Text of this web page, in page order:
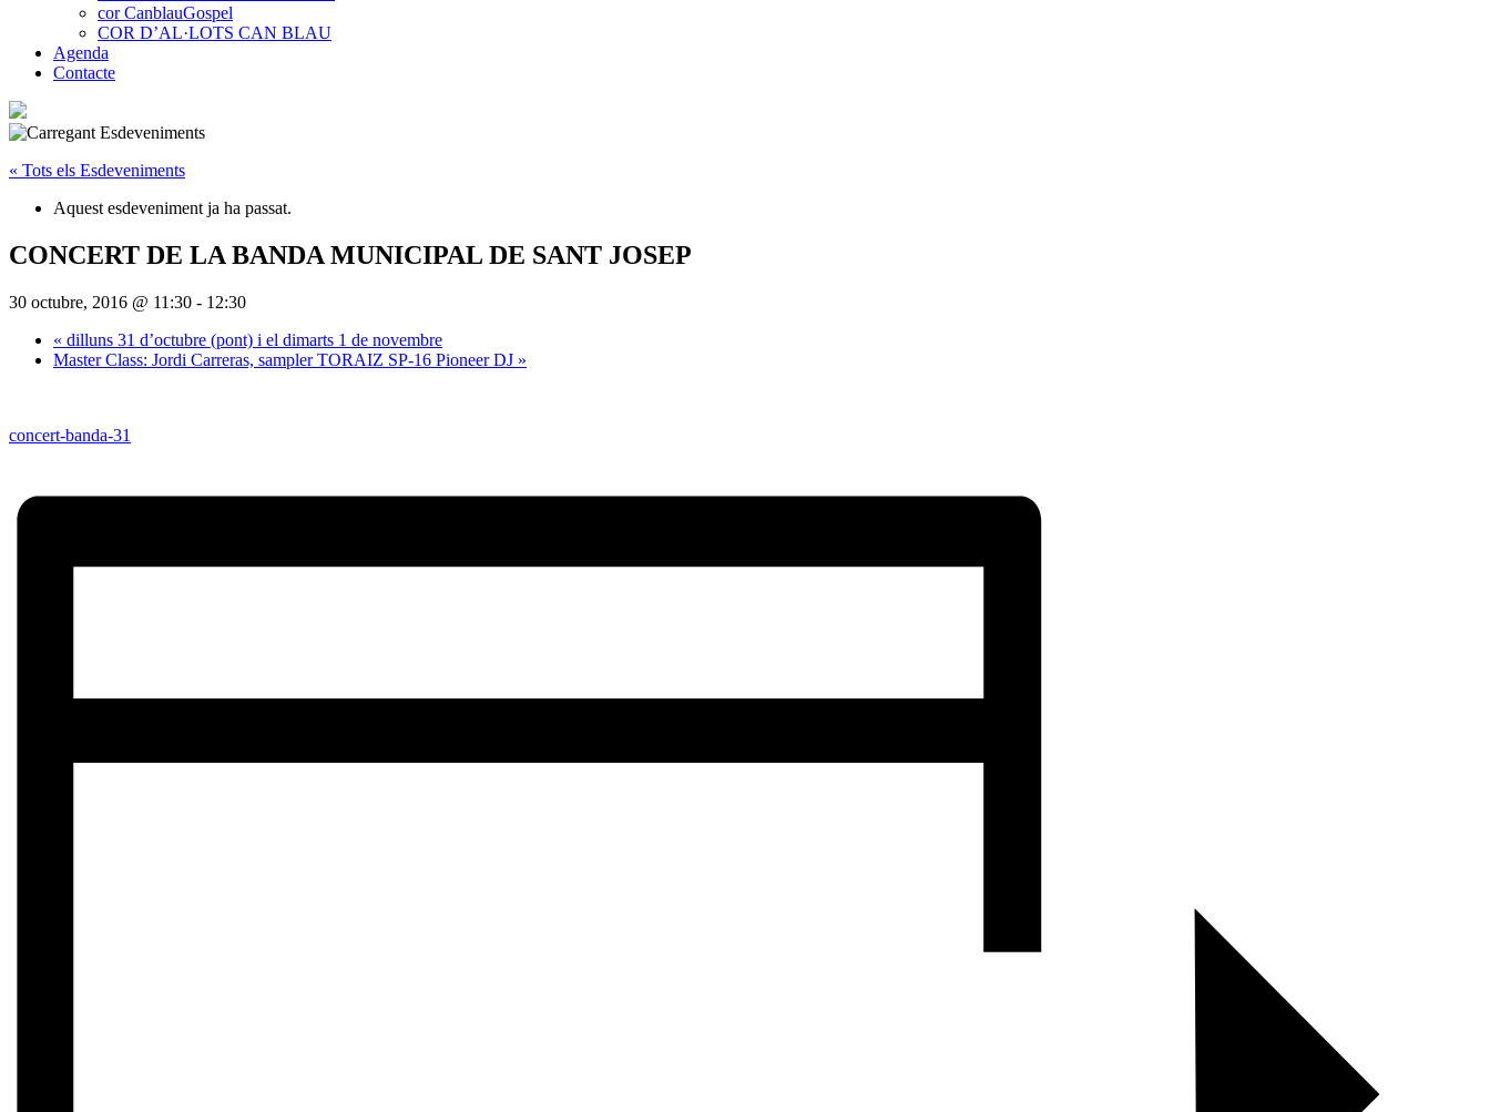
cor CanblauGospel
COR D’AL·LOTS CAN BLAU
Agenda
Contacte
« Tots els Esdeveniments
Aquest esdeveniment ja ha passat.
CONCERT DE LA BANDA MUNICIPAL DE SANT JOSEP
30 octubre, 2016 @ 11:30 - 12:30
« dilluns 31 d’octubre (pont) i el dimarts 1 de novembre
Master Class: Jordi Carreras, sampler TORAIZ SP-16 Pioneer DJ »
concert-banda-31